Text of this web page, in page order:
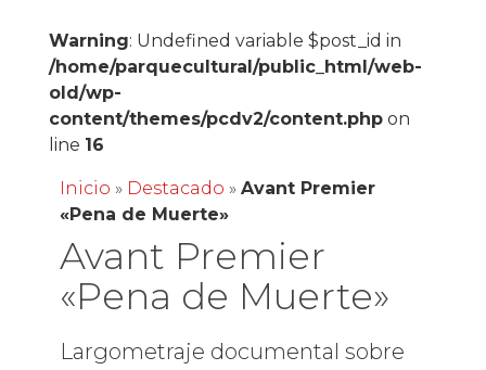
Warning: Undefined variable $post_id in
/home/parquecultural/public_html/web-
old/wp-
content/themes/pcdv2/content.phpon
line 16
Inicio » Destacado » Avant Premier
«Pena de Muerte»
Avant Premier
«Pena de Muerte»
Largometraje documental sobre